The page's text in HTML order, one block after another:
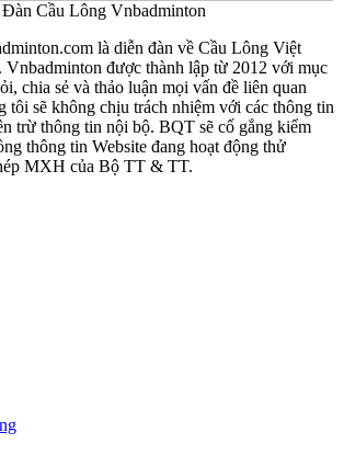
Cầu Lông Vnbadminton
là diễn đàn về Cầu Lông Việt
Vnbadminton được thành lập từ 2012 với mục
chia sẻ và thảo luận mọi vấn đề liên quan
tôi sẽ không chịu trách nhiệm với các thông tin
trừ thông tin nội bộ. BQT sẽ cố gắng kiểm
thông tin Website đang hoạt động thử
MXH của Bộ TT & TT.